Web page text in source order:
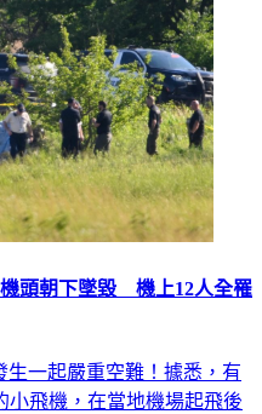
頭朝下墜毀 機上12人全罹
生一起嚴重空難！據悉，有
小飛機，在當地機場起飛後